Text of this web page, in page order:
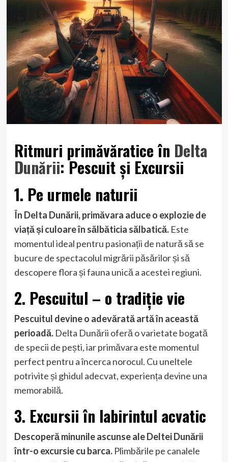
Ritmuri primăvăratice în Delta
Dunării: Pescuit și Excursii
1. Pe urmele naturii
În Delta Dunării, primăvara aduce o explozie de
viață și culoare în sălbăticia sălbatică. Este
momentul ideal pentru pasionații de natură să se
bucure de spectacolul migrării păsărilor și să
descopere flora și fauna unică a acestei regiuni.
2. Pescuitul – o tradiție vie
Pescuitul devine o adevărată artă în această
perioadă.Delta Dunării oferă o varietate bogată
de specii de pești, iar primăvara este momentul
perfect pentru a încerca norocul. Cu uneltele
potrivite și ghidul adecvat, experiența devine una
memorabilă.
3. Excursii în labirintul acvatic
Descoperă minunile ascunse ale Deltei Dunării
într-o excursie cu barca.Plimbările pe canalele